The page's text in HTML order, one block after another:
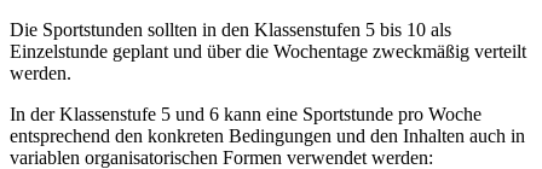
Die Sportstunden sollten in den Klassenstufen 5 bis 10 als
Einzelstunde geplant und über die Wochentage zweckmäßig verteilt
werden.
In der Klassenstufe 5 und 6 kann eine Sportstunde pro Woche
entsprechend den konkreten Bedingungen und den Inhalten auch in
variablen organisatorischen Formen verwendet werden: